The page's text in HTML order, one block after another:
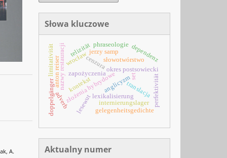
A.
Słowa kluczowe
okres postsowiecki
złożenia hybrydowe
zapożyczenia
słowotwórstwo
set
anglicyzm
cenzura
translacja
wrocław
nazwy restauracji
adverb
lexikalisierung
internierungslager
lesewut
anton reiser
gelegenheitsgedichte
jerzy samp
doppelgänger perfektivität
limitativität telizität phraseologie dependenz
kontekst
Aktualny numer